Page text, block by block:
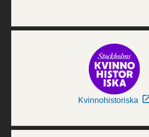
Kvinnohistoriska